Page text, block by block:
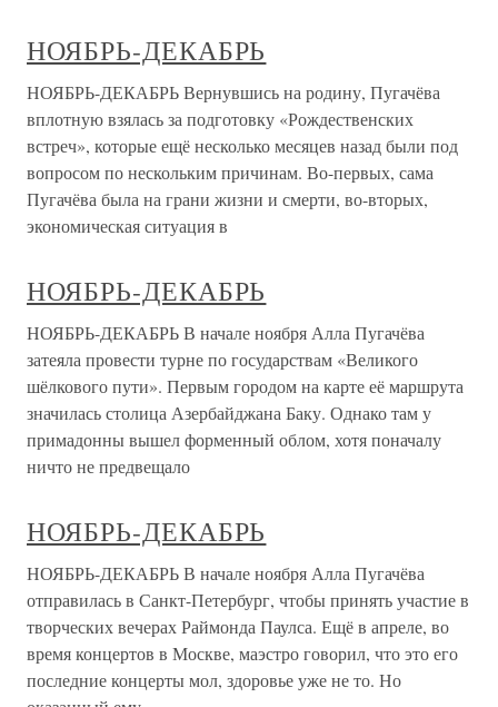
НОЯБРЬ-ДЕКАБРЬ
НОЯБРЬ-ДЕКАБРЬ Вернувшись на родину, Пугачёва
вплотную взялась за подготовку «Рождественских
встреч», которые ещё несколько месяцев назад были под
вопросом по нескольким причинам. Во-первых, сама
Пугачёва была на грани жизни и смерти, во-вторых,
экономическая ситуация в
НОЯБРЬ-ДЕКАБРЬ
НОЯБРЬ-ДЕКАБРЬ В начале ноября Алла Пугачёва
затеяла провести турне по государствам «Великого
шёлкового пути». Первым городом на карте её маршрута
значилась столица Азербайджана Баку. Однако там у
примадонны вышел форменный облом, хотя поначалу
ничто не предвещало
НОЯБРЬ-ДЕКАБРЬ
НОЯБРЬ-ДЕКАБРЬ В начале ноября Алла Пугачёва
отправилась в Санкт-Петербург, чтобы принять участие в
творческих вечерах Раймонда Паулса. Ещё в апреле, во
время концертов в Москве, маэстро говорил, что это его
последние концерты мол, здоровье уже не то. Но